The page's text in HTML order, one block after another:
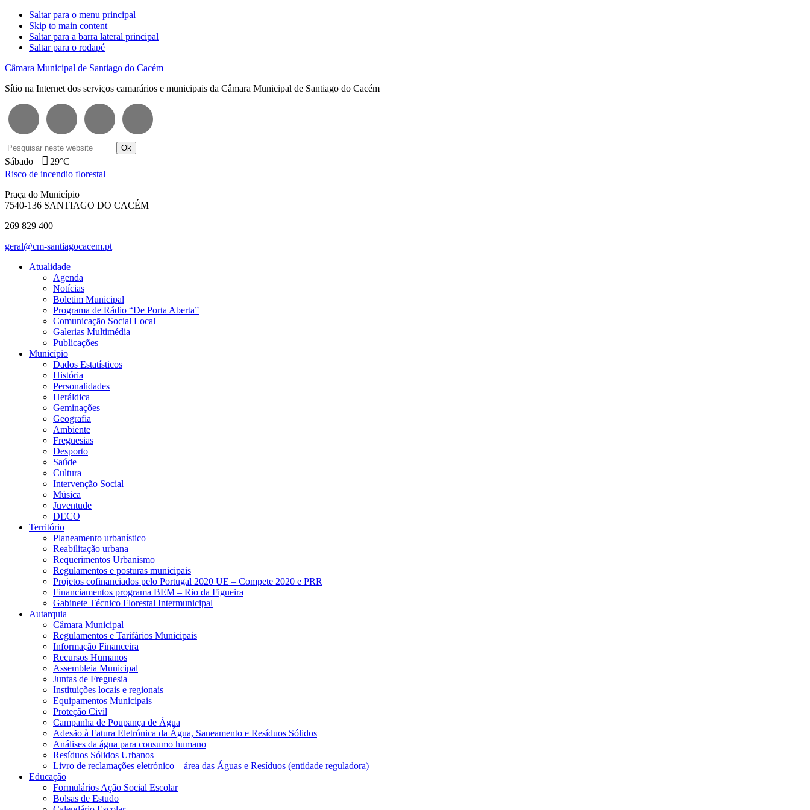
Saltar para o menu principal
Skip to main content
Saltar para a barra lateral principal
Saltar para o rodapé
Câmara Municipal de Santiago do Cacém
Sítio na Internet dos serviços camarários e municipais da Câmara Municipal de Santiago do Cacém
Pesquisar
neste
website
Sábado
29°C
Risco de incendio florestal
Praça do Município
7540-136 SANTIAGO DO CACÉM
269 829 400
geral@cm-santiagocacem.pt
Atualidade
Agenda
Notícias
Boletim Municipal
Programa de Rádio “De Porta Aberta”
Comunicação Social Local
Galerias Multimédia
Publicações
Município
Dados Estatísticos
História
Personalidades
Heráldica
Geminações
Geografia
Ambiente
Freguesias
Desporto
Saúde
Cultura
Intervenção Social
Música
Juventude
DECO
Território
Planeamento urbanístico
Reabilitação urbana
Requerimentos Urbanismo
Regulamentos e posturas municipais
Projetos cofinanciados pelo Portugal 2020 UE – Compete 2020 e PRR
Financiamentos programa BEM – Rio da Figueira
Gabinete Técnico Florestal Intermunicipal
Autarquia
Câmara Municipal
Regulamentos e Tarifários Municipais
Informação Financeira
Recursos Humanos
Assembleia Municipal
Juntas de Freguesia
Instituições locais e regionais
Equipamentos Municipais
Proteção Civil
Campanha de Poupança de Água
Adesão à Fatura Eletrónica da Água, Saneamento e Resíduos Sólidos
Análises da água para consumo humano
Resíduos Sólidos Urbanos
Livro de reclamações eletrónico – área das Águas e Resíduos (entidade reguladora)
Educação
Formulários Ação Social Escolar
Bolsas de Estudo